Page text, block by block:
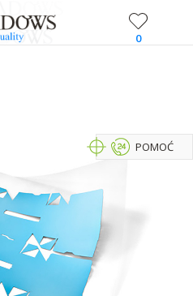
0
POMOĆ